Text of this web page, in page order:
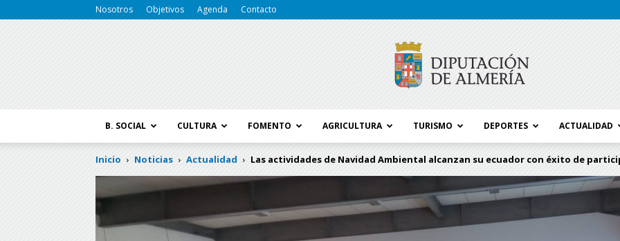
Nosotros Objetivos Agenda Contacto
Diputación
B. SOCIAL CULTURA FOMENTO AGRICULTURA TURISMO DEPORTES ACTUALIDAD
Inicio Noticias Actualidad Las actividades de Navidad Ambiental alcanzan su ecuador con éxito de